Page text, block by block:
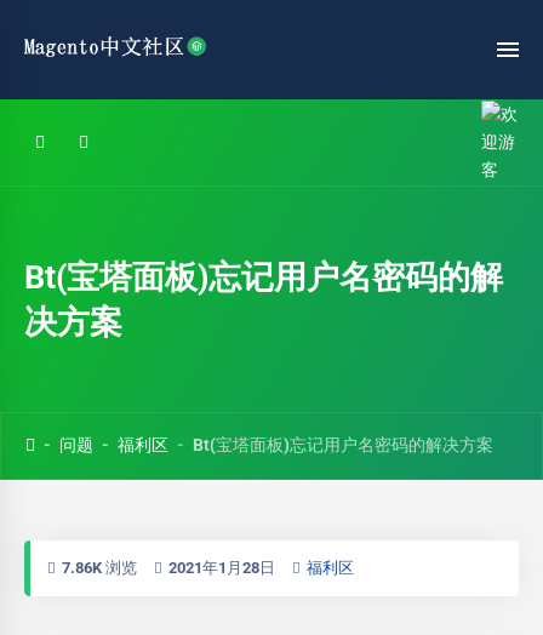
Bt(宝塔面板)忘记用户名密码的解
决方案
问题 福利区 Bt(宝塔面板)忘记用户名密码的解决方案
7.86K 浏览 2021年1月28日 福利区